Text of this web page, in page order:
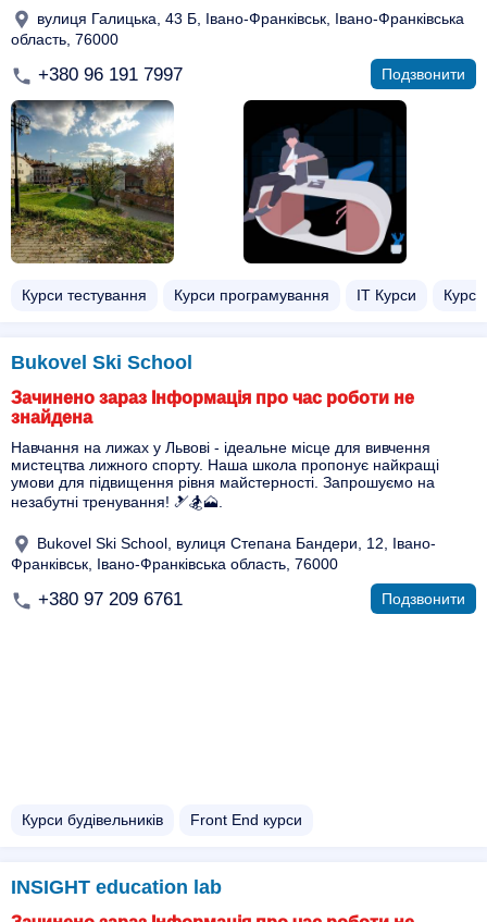
вулиця Галицька, 43 Б, Івано-Франківськ, Івано-Франківська
область, 76000
+380 96 191 7997 Подзвонити
Курси тестування Курси програмування ІТ Курси
Bukovel Ski School
Зачинено зараз Інформація про час роботи не
знайдена
Навчання на лижах у Львові - ідеальне місце для вивчення
мистецтва лижного спорту. Наша школа пропонує найкращі
умови для підвищення рівня майстерності. Запрошуємо на
незабутні тренування! 🎿🏂🗻.
Bukovel Ski School, вулиця Степана Бандери, 12, Івано-
Франківськ, Івано-Франківська область, 76000
+380 97 209 6761 Подзвонити
Курси будівельників Front End курси
INSIGHT education lab